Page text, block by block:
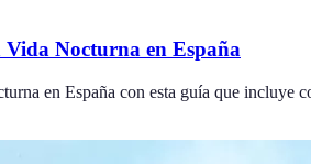
Nocturna en España
en España con esta guía que incluye